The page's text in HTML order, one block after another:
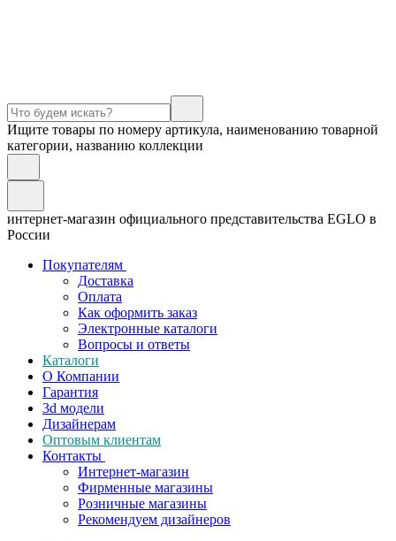
Ищите товары по номеру артикула, наименованию товарной
категории, названию коллекции
интернет-магазин официального представительства EGLO в
России
Покупателям
Доставка
Оплата
Как оформить заказ
Электронные каталоги
Вопросы и ответы
Каталоги
О Компании
Гарантия
3d модели
Дизайнерам
Оптовым клиентам
Контакты
Интернет-магазин
Фирменные магазины
Розничные магазины
Рекомендуем дизайнеров